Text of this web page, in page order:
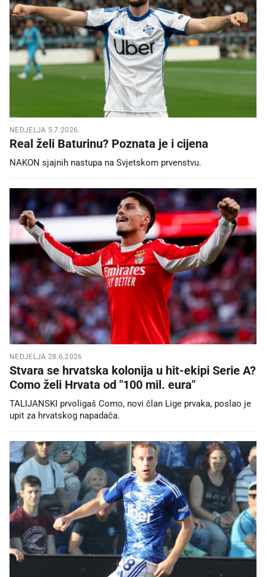
NEDJELJA 5.7.2026.
Real želi Baturinu? Poznata je i cijena
NAKON sjajnih nastupa na Svjetskom prvenstvu.
NEDJELJA 28.6.2026.
Stvara se hrvatska kolonija u hit-ekipi Serie A?
Como želi Hrvata od "100 mil. eura"
TALIJANSKI prvoligaš Como, novi član Lige prvaka, poslao je
upit za hrvatskog napadača.